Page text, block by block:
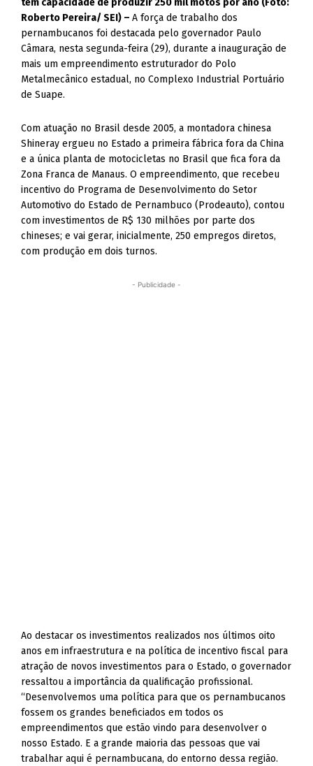
tem capacidade de produzir 250 mil motos por ano (Foto:
Roberto Pereira/ SEI) –A força de trabalho dos
pernambucanos foi destacada pelo governador Paulo
Câmara, nesta segunda-feira (29), durante a inauguração de
mais um empreendimento estruturador do Polo
Metalmecânico estadual, no Complexo Industrial Portuário
de Suape.
Com atuação no Brasil desde 2005, a montadora chinesa
Shineray ergueu no Estado a primeira fábrica fora da China
e a única planta de motocicletas no Brasil que fica fora da
Zona Franca de Manaus. O empreendimento, que recebeu
incentivo do Programa de Desenvolvimento do Setor
Automotivo do Estado de Pernambuco (Prodeauto), contou
com investimentos de R$ 130 milhões por parte dos
chineses; e vai gerar, inicialmente, 250 empregos diretos,
com produção em dois turnos.
- Publicidade -
Ao destacar os investimentos realizados nos últimos oito
anos em infraestrutura e na política de incentivo fiscal para
atração de novos investimentos para o Estado, o governador
ressaltou a importância da qualificação profissional.
“Desenvolvemos uma política para que os pernambucanos
fossem os grandes beneficiados em todos os
empreendimentos que estão vindo para desenvolver o
nosso Estado. E a grande maioria das pessoas que vai
trabalhar aqui é pernambucana, do entorno dessa região.